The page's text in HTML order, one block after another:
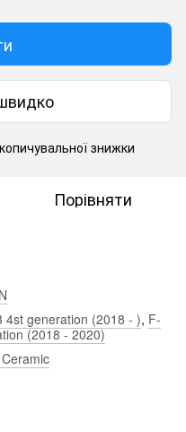
знижки
Порівняти
4st generation (2018 - ), F-
(2018 - 2020)